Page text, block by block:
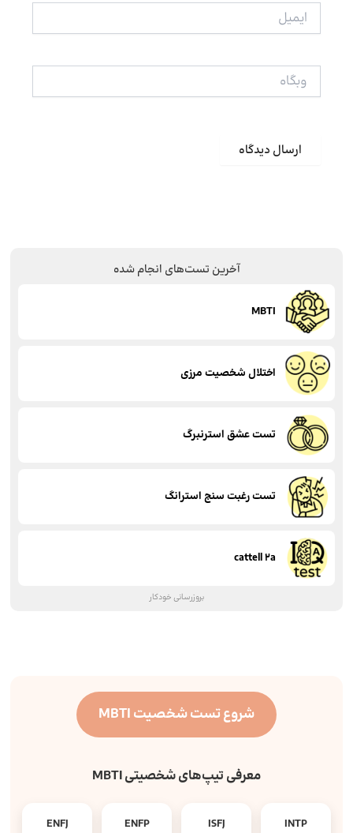
ایمیل
وبگاه
آخرین تست‌های انجام شده
MBTI
اختلال شخصیت مرزی
تست عشق استرنبرگ
تست رغبت سنج استرانگ
cattell 2a
بروزرسانی خودکار
شروع تست شخصیت MBTI
معرفی تیپ‌های شخصیتی MBTI
INTP
ISFJ
ENFP
ENFJ